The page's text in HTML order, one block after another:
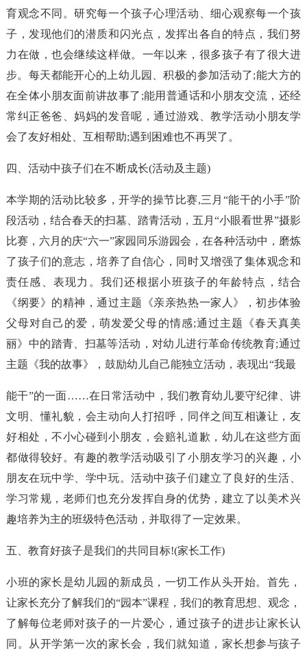
育观念不同。研究每一个孩子心理活动、细心观察每一个孩
子，发现他们的潜质和闪光点，发挥出各自的特点，我们努
力在做，也会继续这样做。一年以来，很多孩子有了很大进
步。每天都能开心的上幼儿园、积极的参加活动了;能大方的
在全体小朋友面前讲故事了;能用普通话和小朋友交流，还经
常纠正爸爸、妈妈的发音呢，通过游戏、教学活动小朋友学
会了友好相处、互相帮助;遇到困难也不再哭了。
四、活动中孩子们在不断成长(活动及主题)
本学期的活动比较多，开学的操节比赛,三月“能干的小手”阶
段活动，结合春天的扫墓、踏青活动，五月“小眼看世界”摄影
比赛，六月的庆“六一”家园同乐游园会，在各种活动中，磨炼
了孩子们的意志，培养了自信心，同时又增强了集体观念和
责任感、表现力。我们还根据小班孩子的年龄特点，结合
《纲要》的精神，通过主题《亲亲热热一家人》，初步体验
父母对自己的爱，萌发爱父母的情感;通过主题《春天真美
丽》中的踏青、扫墓等活动，对幼儿进行革命传统教育;通过
主题《我的故事》，鼓励幼儿自己能独立活动，表现出“我最
能干”的一面……在日常活动中，我们教育幼儿要守纪律、讲
文明、懂礼貌，会主动向人打招呼，同伴之间互相谦让，友
好相处，不小心碰到小朋友，会赔礼道歉，幼儿在这些方面
都做得较好。有趣的教学活动吸引了小朋友学习的兴趣，小
朋友在玩中学、学中玩。活动中孩子们建立了良好的生活、
学习常规，老师们也充分发挥自身的优势，建立了以美术兴
趣培养为主的班级特色活动，并取得了一定效果。
五、教育好孩子是我们的共同目标!(家长工作)
小班的家长是幼儿园的新成员，一切工作从头开始。首先，
让家长充分了解我们的“园本”课程，我们的教育思想、观念，
了解每位老师对孩子的一片爱心，通过孩子的进步让家长认
同。从开学第一次的家长会，我们就知道，家长想参与孩子